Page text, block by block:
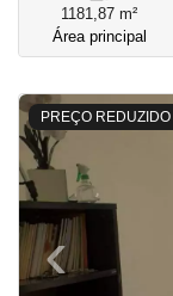
1181,87 m²
Área principal
PREÇO REDUZIDO
<<<<
‹Previous